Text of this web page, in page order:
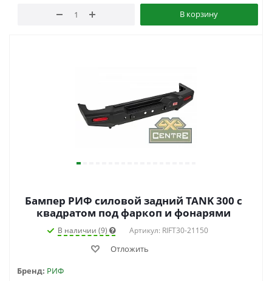
В корзину
Бампер РИФ силовой задний TANK 300 с
квадратом под фаркоп и фонарями
В наличии (9) Артикул: RIFT30-21150
Отложить
Бренд: РИФ